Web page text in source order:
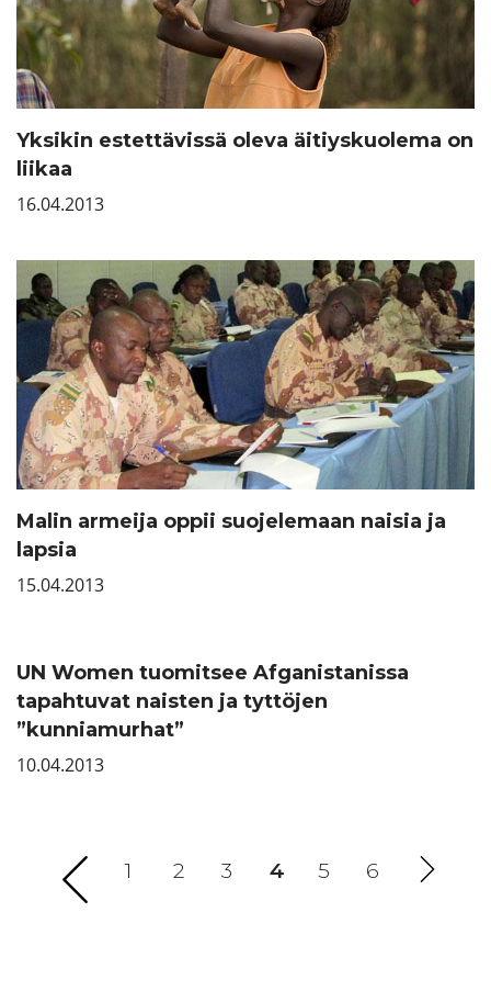
Yksikin estettävissä oleva äitiyskuolema on
liikaa
16.04.2013
Malin armeija oppii suojelemaan naisia ja
lapsia
15.04.2013
UN Women tuomitsee Afganistanissa
tapahtuvat naisten ja tyttöjen
”kunniamurhat”
10.04.2013
1 2 3 4 (current)
5 6